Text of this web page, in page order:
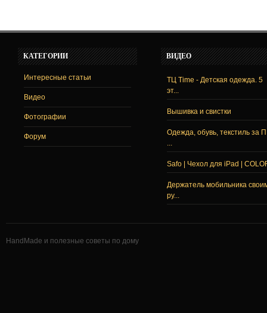
КАТЕГОРИИ
Интересные статьи
Видео
Фотографии
Форум
ВИДЕО
ТЦ Time - Детская одежда. 5
эт...
Вышивка и свистки
Одежда, обувь, текстиль за
...
Safo | Чехол для iPad |
Держатель мобильника
ру...
HandMade и полезные советы по дому